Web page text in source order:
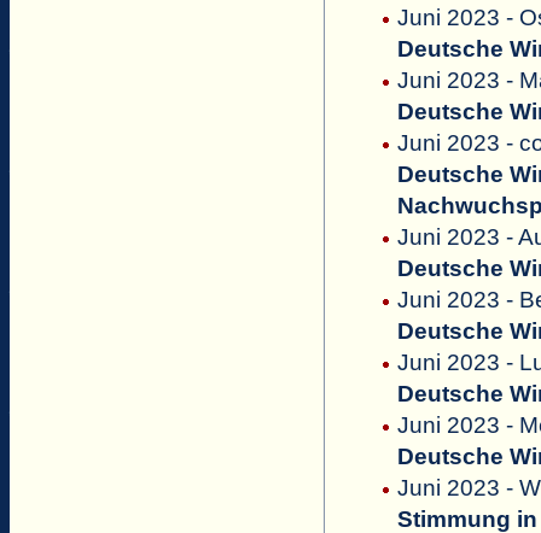
Juni 2023 -
Deutsche
Juni 2023 -
Deutsche
Juni 2023 -
Deutsche
Juni 2023 -
Deutsche
Juni 2023 -
Deutsche
Juni 2023 -
Deutsche
Juni 2023 -
Deutsche
Juni 2023 -
Stimmung